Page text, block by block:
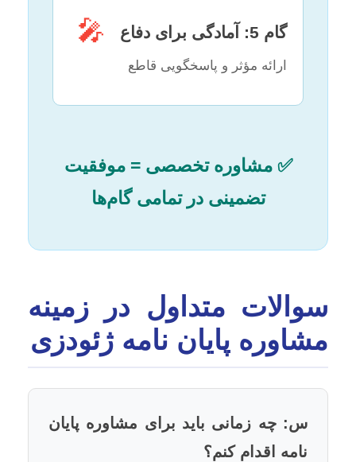
🎤 گام 5: آمادگی برای دفاع
ارائه مؤثر و پاسخگویی قاطع
✅ مشاوره تخصصی = موفقیت
تضمینی در تمامی گام‌ها
سوالات متداول در زمینه
مشاوره پایان نامه ژئودزی
س: چه زمانی باید برای مشاوره پایان
نامه اقدام کنم؟